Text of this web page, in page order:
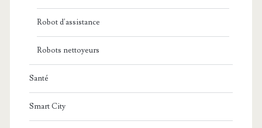
Robot d'assistance
Robots nettoyeurs
Santé
Smart City